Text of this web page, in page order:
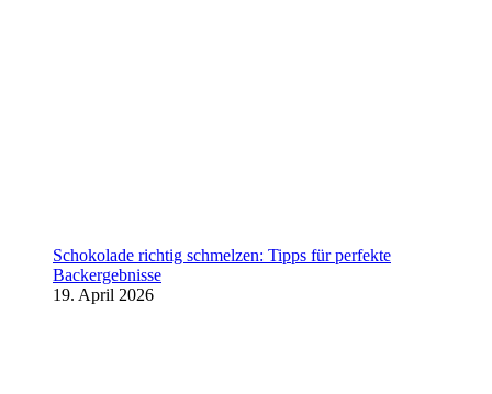
Schokolade richtig schmelzen: Tipps für perfekte
Backergebnisse
19. April 2026